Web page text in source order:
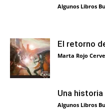
Algunos Libros
El retorno
Marta Rojo
Una historia
Algunos Libros